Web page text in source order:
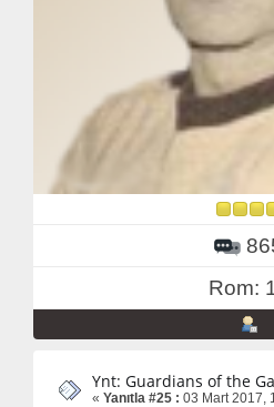
Rom:
Ynt: Guardians of the
« Yanıtla #25 : 03 Mart 2017,